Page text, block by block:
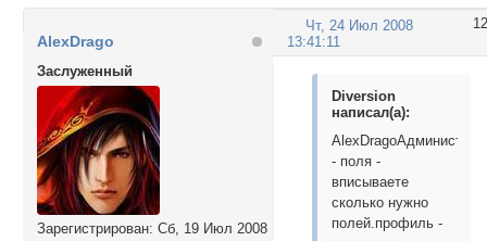
12
Чт, 24 Июл 2008
13:41:11
AlexDrago
Заслуженный
Зарегистрирован: Сб, 19 Июл 2008
Diversion
написал(а):
- поля -
вписываете
сколько нужно
полей.профиль -